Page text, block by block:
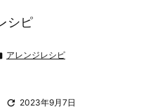
シピ
アレンジレシピ
 2023年9月7日